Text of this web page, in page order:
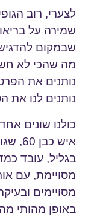
לצערי, רוב
שמירה על
שבמקום
מה שהכי לא
נותנים את
נותנים לנו את
כולנו שונים
בגליל, עובד
מסויימת, עם
מסויימים
באופן מהותי